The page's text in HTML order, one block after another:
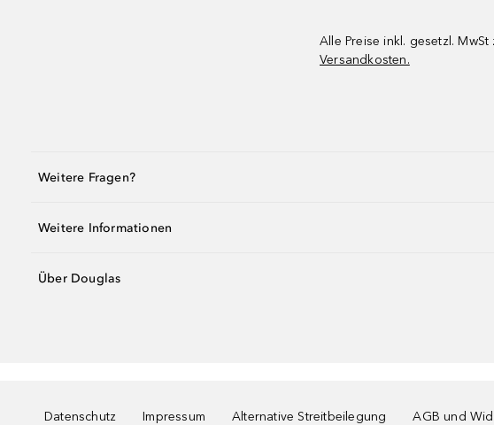
Alle Preise inkl. gesetzl. MwSt
Versandkosten.
Weitere Fragen?
Weitere Informationen
Über Douglas
Datenschutz Impressum Alternative Streitbeilegung
AGB und